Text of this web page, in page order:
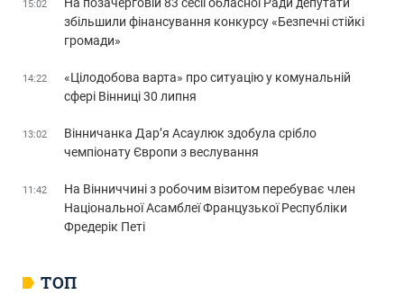
ТОП
15:02
збільшили фінансування конкурсу «Безпечні стійкі
громади»
14:22
«Цілодобова варта» про ситуацію у комунальній
сфері Вінниці 30 липня
13:02
Вінничанка Дар’я Асаулюк здобула срібло
чемпіонату Європи з веслування
11:42
На Вінниччині з робочим візитом перебуває член
Національної Асамблеї Французької Республіки
Фредерік Петі